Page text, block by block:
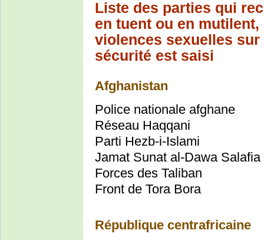
Liste des parties qui
en tuent ou en
violences sexuelles
sécurité est saisi
Afghanistan
Police nationale afghane
Réseau Haqqani
Parti Hezb-i-Islami
Jamat Sunat al-Dawa Salafia
Forces des Taliban
Front de Tora Bora
République centrafricaine